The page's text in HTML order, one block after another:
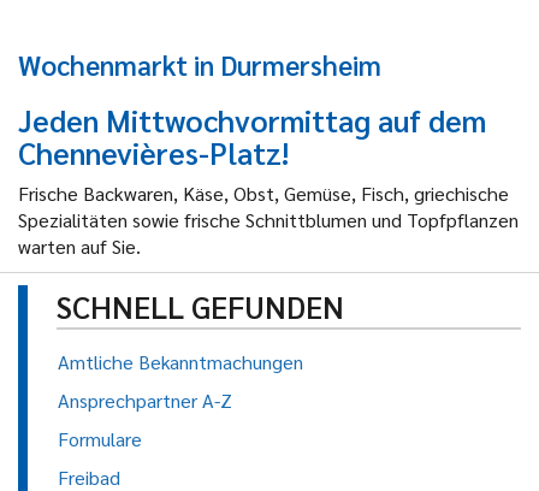
Wochenmarkt in Durmersheim
Jeden Mittwochvormittag auf dem
Chennevières-Platz!
Frische Backwaren, Käse, Obst, Gemüse, Fisch, griechische
Spezialitäten sowie frische Schnittblumen und Topfpflanzen
warten auf Sie.
SCHNELL GEFUNDEN
Amtliche Bekanntmachungen
Ansprechpartner A-Z
Formulare
Freibad